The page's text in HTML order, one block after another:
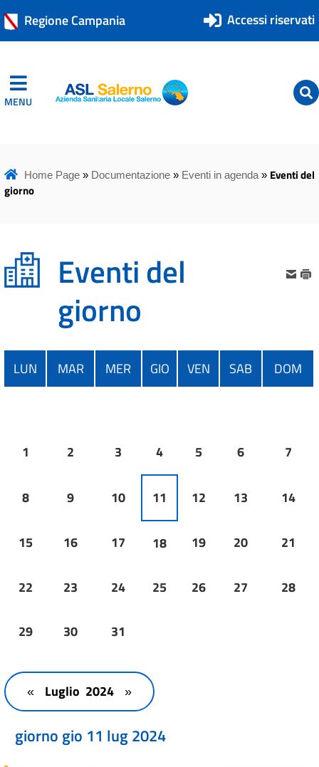
Regione Campania Accessi riservati
MENU ASL Salerno
ASL Salerno
Home Page» Documentazione» Eventi in agenda» Eventi del
giorno
Eventi del
giorno
LUN MAR MER GIO VEN SAB DOM
1 2 3 4 5 6 7
8 9 10 11 12 13 14
15 16 17 18 19 20 21
22 23 24 25 26 27 28
29 30 31
« Luglio 2024 »
giorno gio 11 lug 2024